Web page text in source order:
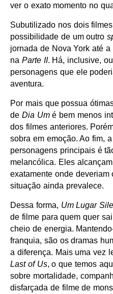
ver o exato momento no
Subutilizado nos dois
possibilidade de um outro
jornada de Nova York até
na Parte II. Há, inclusive,
personagens que ele
aventura.
Por mais que possua
de Dia Umé bem menos
dos filmes anteriores.
sobra em emoção. Ao fim,
personagens principais é
melancólica. Eles
exatamente onde deveriam
situação ainda prevalece.
Dessa forma, Um Lugar
de filme para quem quer
cheio de energia.
franquia, são os dramas
a diferença. Mais uma vez
Last of Us, o que temos
sobre mortalidade,
disfarçada de filme de